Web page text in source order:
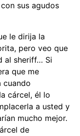
sus agudos
le dirija la
pero veo que
al sheriff… Si
que me
cuando
cárcel, él lo
a usted y
mucho mejor.
de